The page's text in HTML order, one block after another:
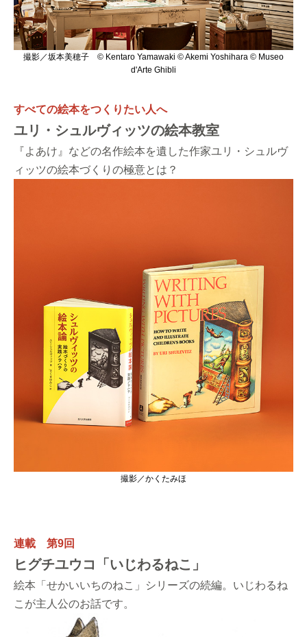
撮影／坂本美穂子 © Kentaro Yamawaki © Akemi Yoshihara © Museo
d'Arte Ghibli
すべての絵本をつくりたい人へ
ユリ・シュルヴィッツの絵本教室
『よあけ』などの名作絵本を遺した作家ユリ・シュルヴ
ィッツの絵本づくりの極意とは？
撮影／かくたみほ
連載 第9回
ヒグチユウコ「いじわるねこ」
絵本「せかいいちのねこ」シリーズの続編。いじわるね
こが主人公のお話です。